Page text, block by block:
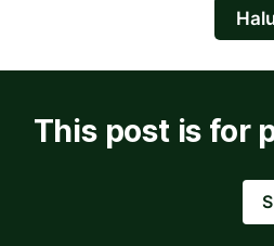
This post is for